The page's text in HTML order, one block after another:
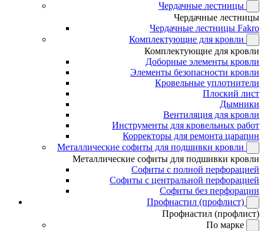
Чердачные лестницы
Чердачные лестницы
Чердачные лестницы Fakro
Комплектующие для кровли
Комплектующие для кровли
Доборные элементы кровли
Элементы безопасности кровли
Кровельные уплотнители
Плоский лист
Дымники
Вентиляция для кровли
Инструменты для кровельных работ
Корректоры для ремонта царапин
Металлические софиты для подшивки кровли
Металлические софиты для подшивки кровли
Софиты с полной перфорацией
Софиты с центральной перфорацией
Софиты без перфорации
Профнастил (профлист)
Профнастил (профлист)
По марке